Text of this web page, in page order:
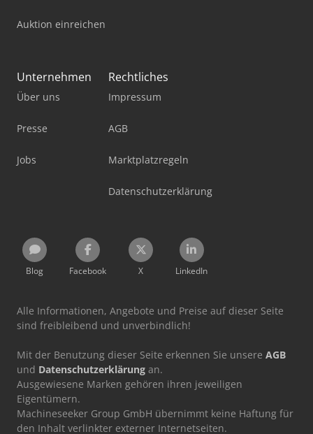
Auktion einreichen
Unternehmen
Über uns
Presse
Jobs
Rechtliches
Impressum
AGB
Marktplatzregeln
Datenschutzerklärung
Blog Facebook X LinkedIn
Alle Informationen, Angebote und Preise auf dieser Seite
sind freibleibend und unverbindlich!
Mit der Benutzung dieser Seite erkennen Sie unsere AGB
und Datenschutzerklärung an.
Ausgewiesene Marken gehören ihren jeweiligen
Eigentümern.
Machineseeker Group GmbH übernimmt keine Haftung für
den Inhalt verlinkter externer Internetseiten.